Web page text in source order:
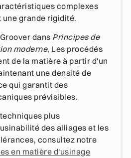
complexes
grande rigidité.
dans Principes de
moderne, Les procédés
de la matière à partir d'un
une densité de
qui garantit des
prévisibles.
plus
des alliages et les
consultez notre
en matière d'usinage